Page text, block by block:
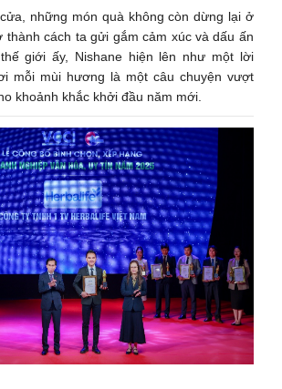
những món quà không còn dừng lại ở
thành cách ta gửi gắm cảm xúc và dấu ấn
giới ấy, Nishane hiện lên như một lời
mỗi mùi hương là một câu chuyện vượt
khoảnh khắc khởi đầu năm mới.